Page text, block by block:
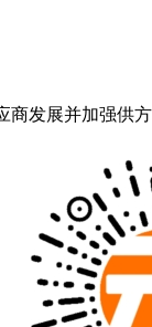
商发展并加强供